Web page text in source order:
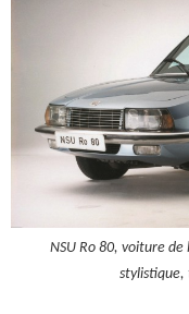
NSU Ro 80, voiture de
stylistique,